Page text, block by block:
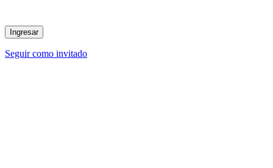
Ingresar
Seguir como invitado